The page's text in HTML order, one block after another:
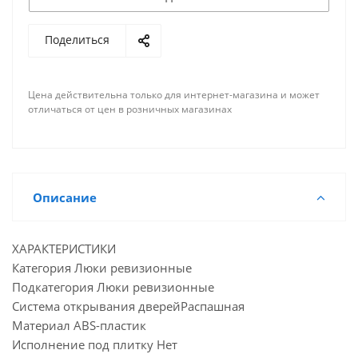
Поделиться
Цена действительна только для интернет-магазина и может
отличаться от цен в розничных магазинах
Описание
ХАРАКТЕРИСТИКИ
Категория Люки ревизионные
Подкатегория Люки ревизионные
Система открывания дверейРаспашная
Материал ABS-пластик
Исполнение под плитку Нет